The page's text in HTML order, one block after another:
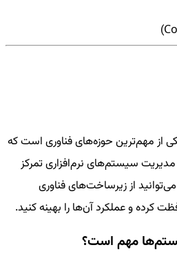
از مهم‌ترین حوزه‌های فناوری است که
سیستم‌های نرم‌افزاری تمرکز
از زیرساخت‌های فناوری
کرده و عملکرد آن‌ها را بهینه کنید.
مهم است؟